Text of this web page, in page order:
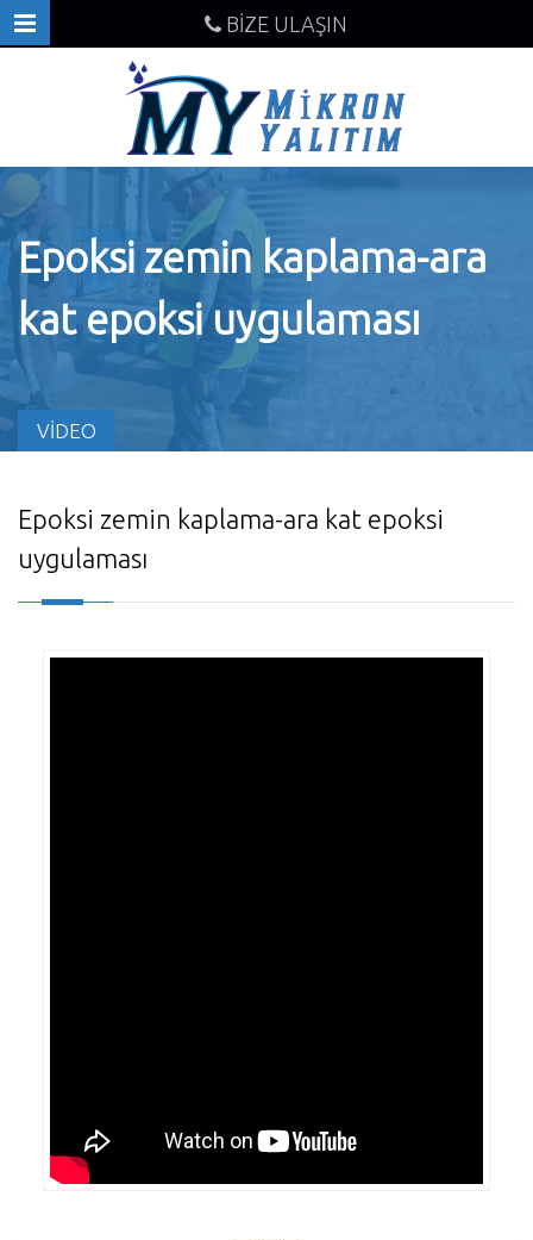
BİZE ULAŞIN
Epoksi zemin kaplama-ara
kat epoksi uygulaması
VİDEO
Epoksi zemin kaplama-ara kat epoksi
uygulaması